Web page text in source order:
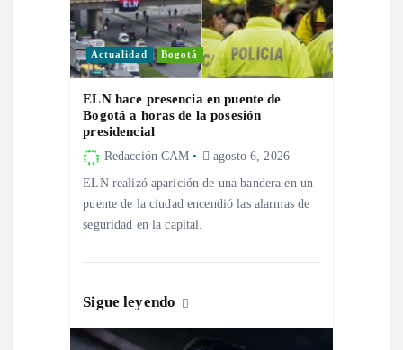
Actualidad Bogotá
ELN hace presencia en puente de
Bogotá a horas de la posesión
presidencial
Redacción CAM agosto 6, 2026
ELN realizó aparición de una bandera en un
puente de la ciudad encendió las alarmas de
seguridad en la capital.
Sigue leyendo